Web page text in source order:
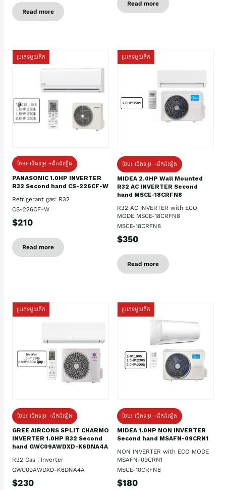
Read more
Read more
ប្រភេទមួយតឹក
ថែម៖ ជើងទម្រ +ដឹកដំឡើង
PANASONIC 1.0HP INVERTER
R32 Second hand CS-226CF-W
Refrigerant gas: R32
CS-226CF-W
$210
Read more
ប្រភេទមួយតឹក
ថែម៖ ជើងទម្រ +ដឹកដំឡើង
MIDEA 2.0HP Wall Mounted
R32 AC INVERTER Second
hand MSCE-18CRFN8
R32 AC INVERTER with ECO
MODE MSCE-18CRFN8
MSCE-18CRFN8
$350
Read more
ប្រភេទមួយតឹក
ថែម៖ ជើងទម្រ +ដឹកដំឡើង
GREE AIRCONS SPLIT CHARMO
INVERTER 1.0HP R32 Second
hand GWC09AWDXD-K6DNA4A
R32 Gas | Inverter
GWC09AWDXD-K6DNA4A
$230
ប្រភេទមួយតឹក
ថែម៖ ជើងទម្រ +ដឹកដំឡើង
MIDEA 1.0HP NON INVERTER
Second hand MSAFN-09CRN1
NON INVERTER with ECO MODE
MSAFN-09CRN1
MSCE-10CRFN8
$180